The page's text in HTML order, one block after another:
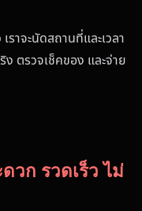
ราจะนัดสถานที่และเวลา
ตรวจเช็คของ และจ่าย
วก รวดเร็ว ไม่